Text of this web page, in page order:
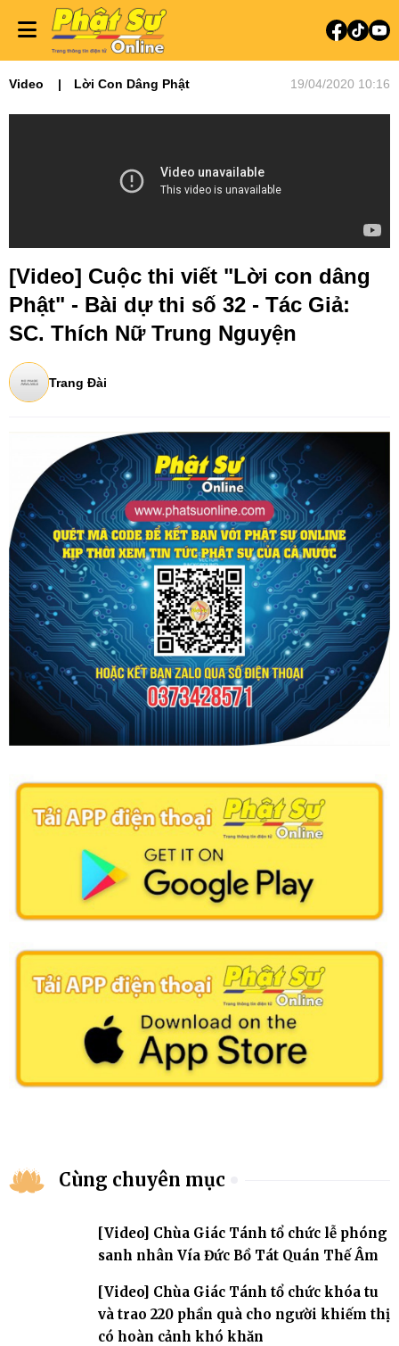
Video Lời Con Dâng Phật 19/04/2020 10:16
[Video] Cuộc thi viết "Lời con dâng
Phật" - Bài dự thi số 32 - Tác Giả:
SC. Thích Nữ Trung Nguyện
Trang Đài
Cùng chuyên mục
[Video] Chùa Giác Tánh tổ chức lễ phóng
sanh nhân Vía Đức Bồ Tát Quán Thế Âm
[Video] Chùa Giác Tánh tổ chức khóa tu
và trao 220 phần quà cho người khiếm thị
có hoàn cảnh khó khăn